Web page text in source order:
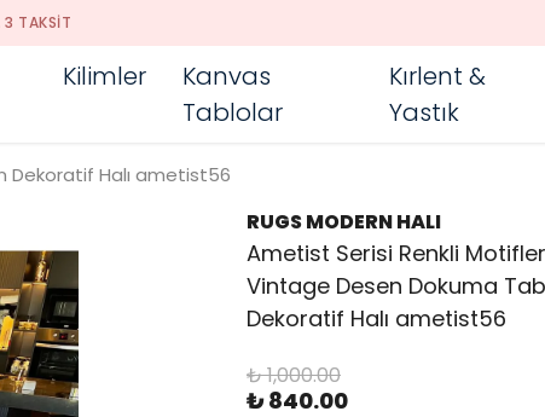
3 TAKSIT
Kilimler
Kanvas
Tablolar
Kırlent &
Yastık
Dekoratif Halı ametist56
RUGS MODERN HALI
Ametist Serisi Renkli
Vintage Desen Dokuma
Dekoratif Halı ametist56
₺ 1,000.00
₺ 840.00